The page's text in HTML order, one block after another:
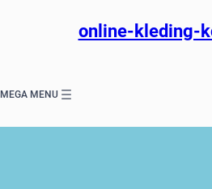
online-kleding-
MEGA MENU